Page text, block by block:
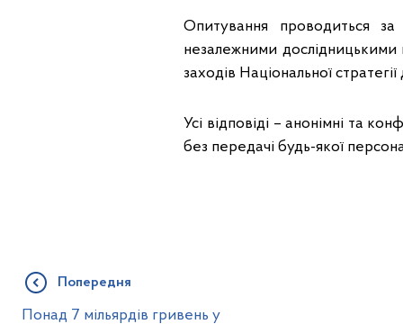
Опитування проводиться
незалежними
заходів Національної
Усі відповіді – анонімні та
без передачі будь-якої
Попередня
Понад 7 мільярдів гривень у